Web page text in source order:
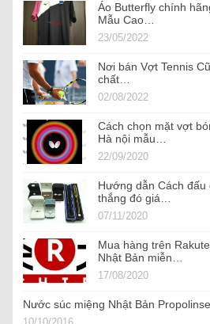
Áo Butterfly chính
Mẫu Cao…
23/05/2022
Nơi bán Vợt Tennis
chất…
02/08/2022
Cách chọn mặt vợt
Hà nội mẫu…
22/09/2020
Hướng dẫn Cách đấu
thắng đó giá…
07/11/2020
Mua hàng trên
Nhật Bản miễn…
17/08/2020
Nước súc miệng Nhật Bản